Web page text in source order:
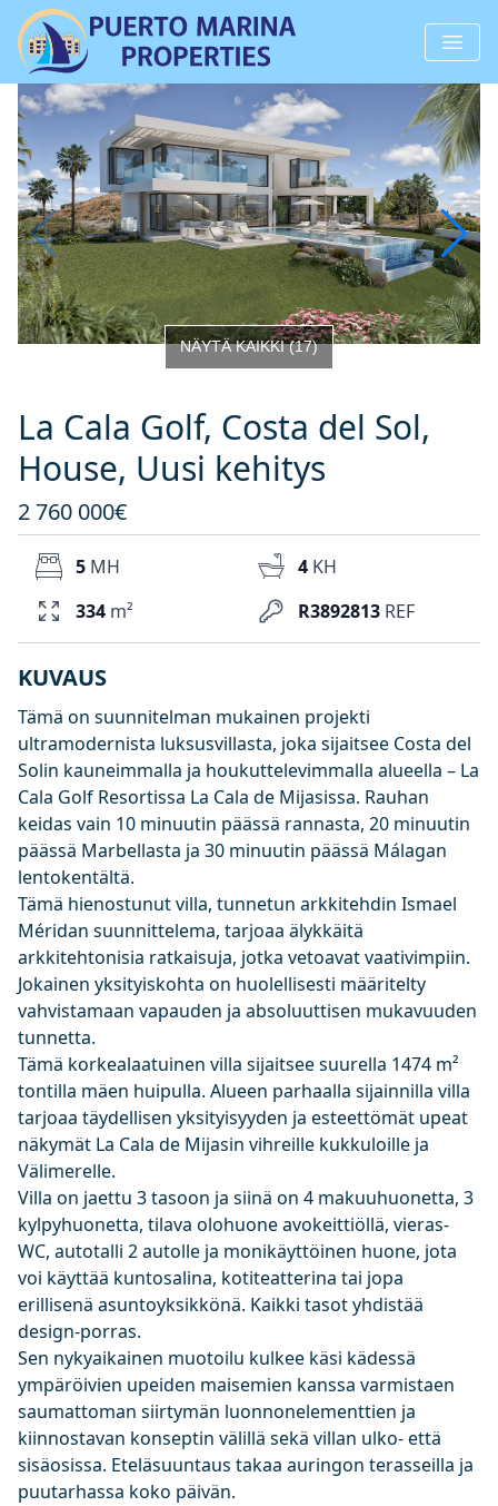
NÄYTÄ KAIKKI(17)
La Cala Golf, Costa del Sol,
House, Uusi kehitys
2 760 000€
R3892813 REF
5 MH 4 KH
334 m²
KUVAUS
Tämä on suunnitelman mukainen projekti
ultramodernista luksusvillasta, joka sijaitsee Costa del
Solin kauneimmalla ja houkuttelevimmalla alueella – La
Cala Golf Resortissa La Cala de Mijasissa. Rauhan
keidas vain 10 minuutin päässä rannasta, 20 minuutin
päässä Marbellasta ja 30 minuutin päässä Málagan
lentokentältä.
Tämä hienostunut villa, tunnetun arkkitehdin Ismael
Méridan suunnittelema, tarjoaa älykkäitä
arkkitehtonisia ratkaisuja, jotka vetoavat vaativimpiin.
Jokainen yksityiskohta on huolellisesti määritelty
vahvistamaan vapauden ja absoluuttisen mukavuuden
tunnetta.
Tämä korkealaatuinen villa sijaitsee suurella 1474 m²
tontilla mäen huipulla. Alueen parhaalla sijainnilla villa
tarjoaa täydellisen yksityisyyden ja esteettömät upeat
näkymät La Cala de Mijasin vihreille kukkuloille ja
Välimerelle.
Villa on jaettu 3 tasoon ja siinä on 4 makuuhuonetta, 3
kylpyhuonetta, tilava olohuone avokeittiöllä, vieras-
WC, autotalli 2 autolle ja monikäyttöinen huone, jota
voi käyttää kuntosalina, kotiteatterina tai jopa
erillisenä asuntoyksikkönä. Kaikki tasot yhdistää
design-porras.
Sen nykyaikainen muotoilu kulkee käsi kädessä
ympäröivien upeiden maisemien kanssa varmistaen
saumattoman siirtymän luonnonelementtien ja
kiinnostavan konseptin välillä sekä villan ulko- että
sisäosissa. Eteläsuuntaus takaa auringon terasseilla ja
puutarhassa koko päivän.